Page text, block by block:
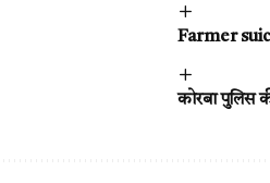
Farmer
कोरबा पुलिस